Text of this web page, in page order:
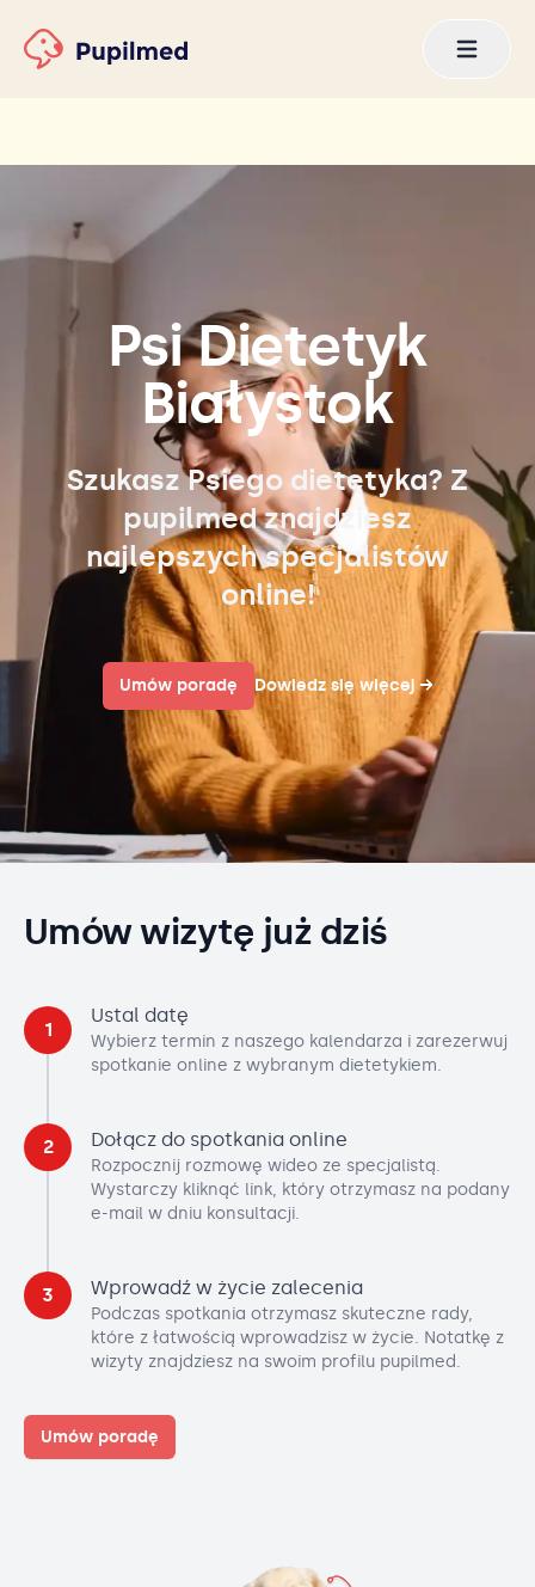
Psi Dietetyk
Białystok
Szukasz Psiego dietetyka? Z
pupilmed znajdziesz
najlepszych specjalistów
online!
Umów poradę Dowiedz się więcej →
Umów wizytę już dziś
1
Ustal datę
Wybierz termin z naszego kalendarza i zarezerwuj
spotkanie online z wybranym dietetykiem.
2 Dołącz do spotkania online
Rozpocznij rozmowę wideo ze specjalistą.
Wystarczy kliknąć link, który otrzymasz na podany
e-mail w dniu konsultacji.
3 Wprowadź w życie zalecenia
Podczas spotkania otrzymasz skuteczne rady,
które z łatwością wprowadzisz w życie. Notatkę z
wizyty znajdziesz na swoim profilu pupilmed.
Umów poradę